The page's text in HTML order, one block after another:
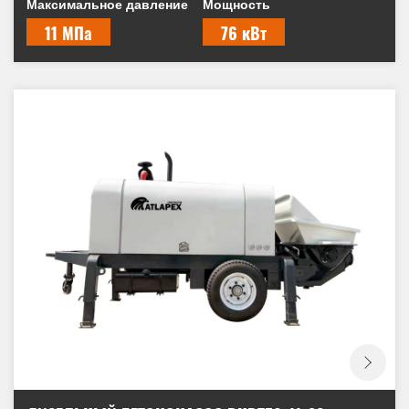
Максимальное давление
11 МПа
Мощность
76 кВт